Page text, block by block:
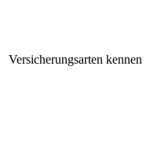
Versicherungsarten kennen